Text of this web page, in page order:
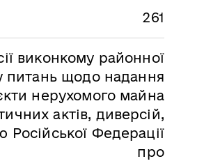
261
виконкому районної
питань щодо надання
нерухомого майна
актів, диверсій,
Федерації
про